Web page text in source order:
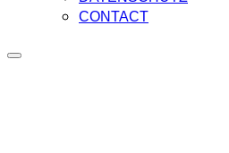
CONTACT